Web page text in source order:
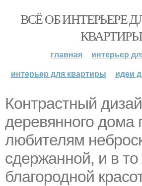
ВСЁ ОБ ИНТЕРЬЕРЕ
КВАРТИРЫ
главная
интерьер
интерьер для квартиры
идеи
Контрастный
деревянного дома
любителям
сдержанной, и в
благородной